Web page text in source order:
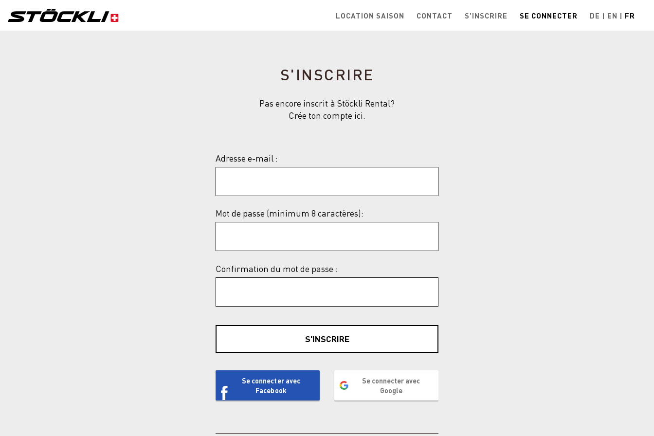
LOCATION SAISON CONTACT S'INSCRIRE SE CONNECTER DE EN FR
S'INSCRIRE
Pas encore inscrit à Stöckli Rental?
Crée ton compte ici.
Adresse e-mail :
Mot de passe (minimum 8 caractères):
Confirmation du mot de passe :
S'INSCRIRE
Se connecter avec
Facebook
Se connecter avec
Google